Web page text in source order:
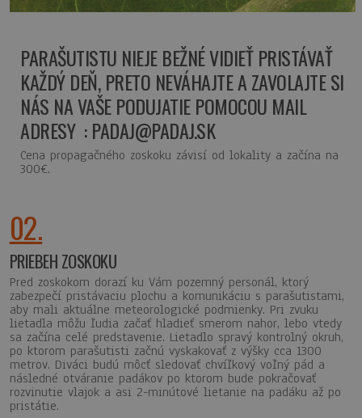
PARAŠUTISTU NIEJE BEŽNÉ VIDIEŤ PRISTÁVAŤ
KAŽDÝ DEŇ, PRETO NEVÁHAJTE A ZAVOLAJTE SI
NÁS NA VAŠE PODUJATIE POMOCOU MAIL
ADRESY : PADAJ@PADAJ.SK
Cena propagačného zoskoku závisí od lokality a začína na
300€.
02.
PRIEBEH ZOSKOKU
Pred zoskokom dorazí ku Vám pozemný personál, ktorý
zabezpečí pristávaciu plochu a komunikáciu s parašutistami,
aby mali aktuálne meteorologické podmienky. Pri zvuku
lietadla môžu ľudia začať hladieť smerom nahor, lebo vtedy
sa začína celé predstavenie. Lietadlo spravý kontrolný okruh,
po ktorom parašutisti začnú vyskakovať z výšky cca 1300
metrov. Diváci budú môcť sledovať chvíľkový voľný pád a
následné otváranie padákov po ktorom bude pokračovať
rozvinutie vlajok a asi 2-minútové lietanie na padáku až po
pristátie.